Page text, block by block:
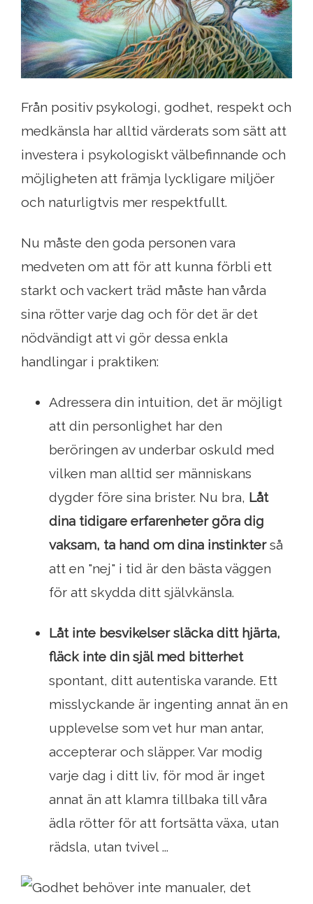
Från positiv psykologi, godhet, respekt och
medkänsla har alltid värderats som sätt att
investera i psykologiskt välbefinnande och
möjligheten att främja lyckligare miljöer
och naturligtvis mer respektfullt.
Nu måste den goda personen vara
medveten om att för att kunna förbli ett
starkt och vackert träd måste han vårda
sina rötter varje dag och för det är det
nödvändigt att vi gör dessa enkla
handlingar i praktiken:
Adressera din intuition, det är möjligt
att din personlighet har den
beröringen av underbar oskuld med
vilken man alltid ser människans
dygder före sina brister. Nu bra, Låt
dina tidigare erfarenheter göra dig
vaksam, ta hand om dina instinkterså
att en "nej" i tid är den bästa väggen
för att skydda ditt självkänsla.
Låt inte besvikelser släcka ditt hjärta,
fläck inte din själ med bitterhet
spontant, ditt autentiska varande. Ett
misslyckande är ingenting annat än en
upplevelse som vet hur man antar,
accepterar och släpper. Var modig
varje dag i ditt liv, för mod är inget
annat än att klamra tillbaka till våra
ädla rötter för att fortsätta växa, utan
rädsla, utan tvivel ...